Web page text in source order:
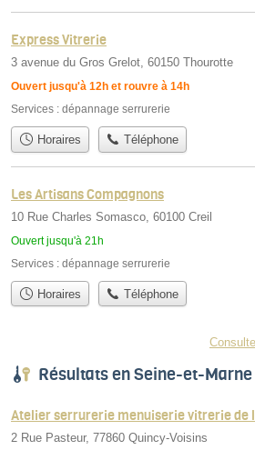
Express Vitrerie
3 avenue du Gros Grelot, 60150 Thourotte
Ouvert jusqu'à 12h et rouvre à 14h
Services : dépannage serrurerie
Horaires Téléphone
Les Artisans Compagnons
10 Rue Charles Somasco, 60100 Creil
Ouvert jusqu'à 21h
Services : dépannage serrurerie
Horaires Téléphone
Résultats en Seine-et-Marne
Atelier serrurerie menuiserie vitrerie de
2 Rue Pasteur, 77860 Quincy-Voisins